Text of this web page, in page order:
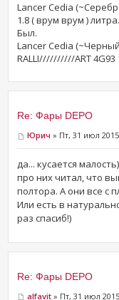
Lancer Cedia
1.8 ( врум врум )
Был.
Lancer Cedia
RALLI//////////ART 4G93
Re: Фары DEPO
Юрич » Пт, 31 июл
да... кусается
про них читал, что
полтора. А они все с
Или есть в
раз спасиб!)
Re: Фары DEPO
alfavit » Пт, 31 июл